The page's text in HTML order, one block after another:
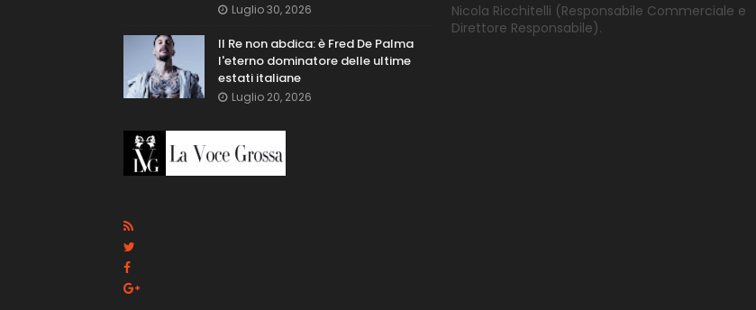
Luglio 30, 2026
Il Re non abdica: è Fred De Palma
l'eterno dominatore delle ultime
estati italiane
Luglio 20, 2026
Nicola Ricchitelli (Responsabile Commerciale e
Direttore Responsabile).